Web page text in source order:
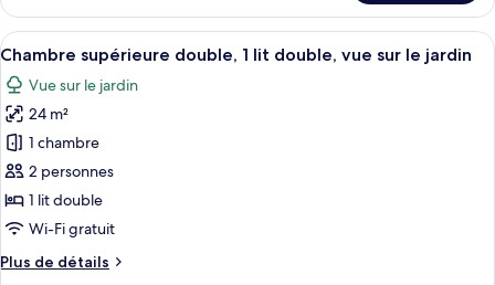
2
lits
jumeaux
Chambre
classique,
2
lits
jumeaux
Afficher
toutes
les
photos
pour
ce
type
de
chambre :
Chambre
Un lit bien fait, une table de chevet
10
Chambre supérieure double, 1 lit double, vue sur le jardin
Vue sur le jardin
24 m²
1 chambre
2 personnes
1 lit double
Wi-Fi gratuit
Plus de détails
Plus